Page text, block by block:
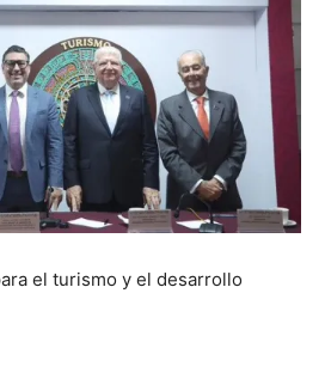
el turismo y el desarrollo